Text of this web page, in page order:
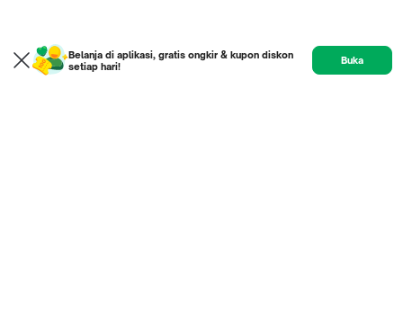
Belanja di aplikasi, gratis ongkir & kupon diskon
setiap hari!
Buka